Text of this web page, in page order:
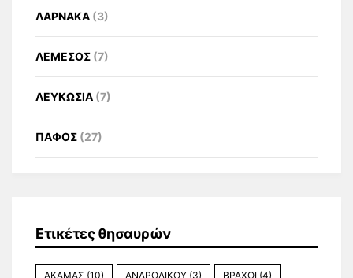
ΛΑΡΝΑΚΑ (3)
ΛΕΜΕΣΟΣ (7)
ΛΕΥΚΩΣΙΑ (7)
ΠΑΦΟΣ (27)
Ετικέτες θησαυρών
ΑΚΑΜΑΣ (10) ΑΝΔΡΟΛΙΚΟΥ (3) ΒΡΑΧΟΙ (4)